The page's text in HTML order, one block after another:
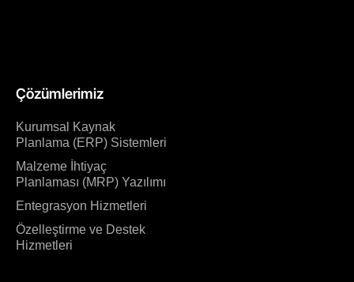
Çözümlerimiz
Kurumsal Kaynak
Planlama (ERP) Sistemleri
Malzeme İhtiyaç
Planlaması (MRP) Yazılımı
Entegrasyon Hizmetleri
Özelleştirme ve Destek
Hizmetleri